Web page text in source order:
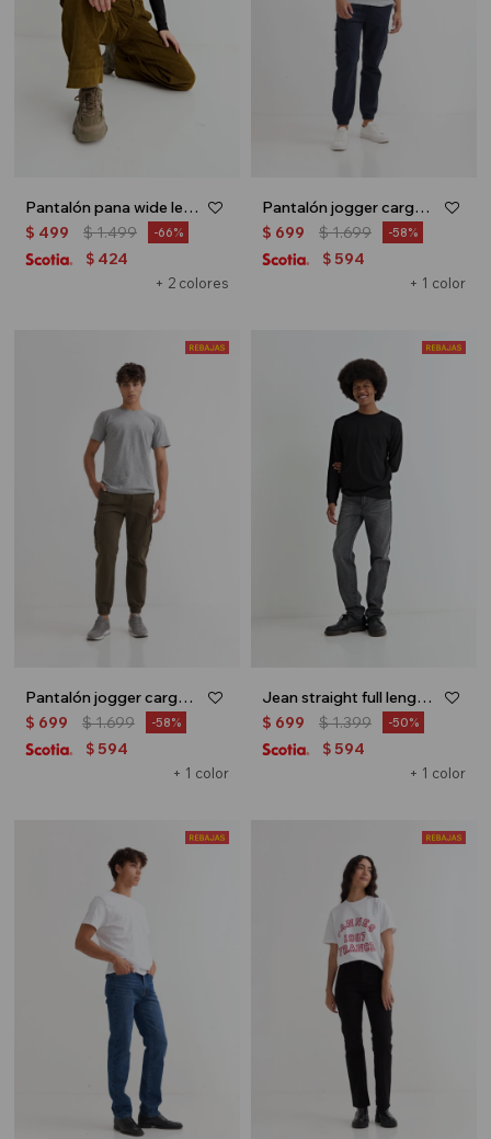
Pantalón pana wide leg - Ocre
+ 2 colores
$ 499 $1.499 66
$ 424
Pantalón jogger cargo - Azul marino
+ 1 color
$ 699 $1.699 58
$ 594
Pantalón jogger cargo - Verde oliva
+ 1 color
$ 699 $1.699 58
$ 594
Jean straight full length - Gris oscuro
+ 1 color
$ 699 $1.399 50
$ 594